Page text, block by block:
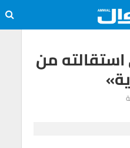
استقالته من